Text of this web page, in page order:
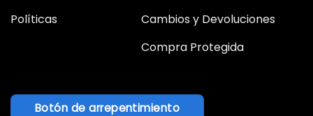
Políticas
Cambios y Devoluciones
Compra Protegida
Botón de arrepentimiento